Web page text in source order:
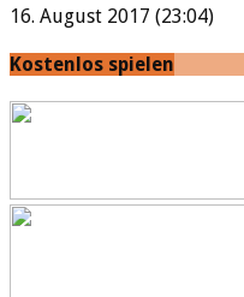
16. August 2017 (23:04)
Kostenlos spielen